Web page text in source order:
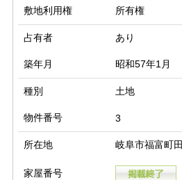
敷地利用権 所有権
占有者 あり
築年月 昭和57年1月
種別 土地
物件番号 3
所在地 岐阜市福富町田
家屋番号